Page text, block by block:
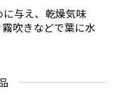
与え、乾燥気味
吹きなどで葉に水